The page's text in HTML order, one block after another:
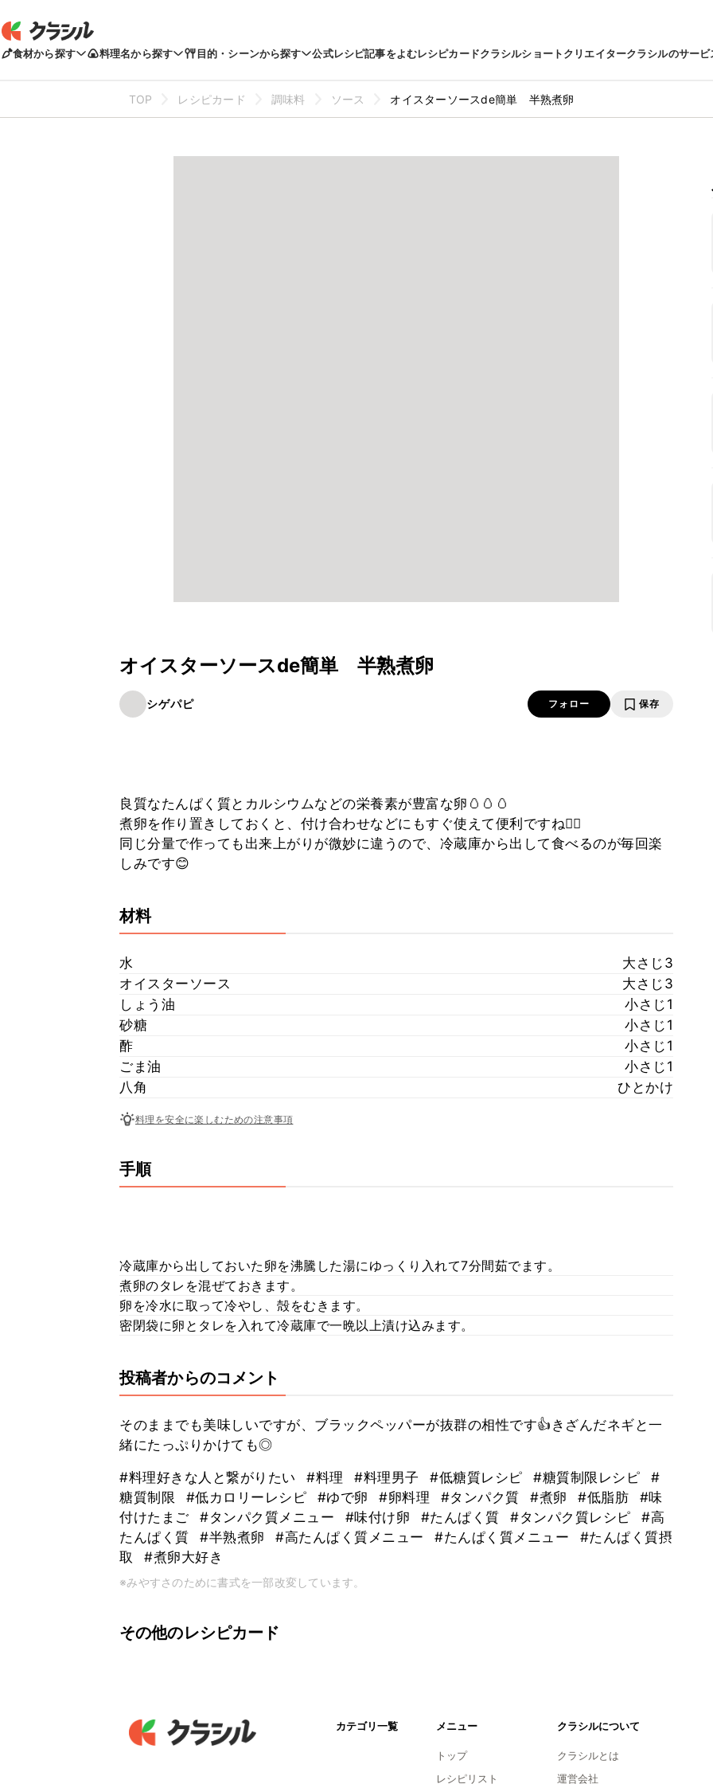
食材から探す 料理名から探す 目的・シーンから探す 公式レシピ記事をよむレシピカードクラシルショートクリエイタークラシルのサービ
TOP レシピカード 調味料 ソース オイスターソースde簡単 半熟煮卵
オイスターソースde簡単 半熟煮卵
シゲパピ フォロー 保存
良質なたんぱく質とカルシウムなどの栄養素が豊富な卵🥚🥚🥚
煮卵を作り置きしておくと、付け合わせなどにもすぐ使えて便利ですね🙆‍♂️
同じ分量で作っても出来上がりが微妙に違うので、冷蔵庫から出して食べるのが毎回楽
しみです😊
材料
水
大さじ3
オイスターソース
大さじ3
しょう油
小さじ1
砂糖
小さじ1
酢
小さじ1
ごま油
小さじ1
八角
ひとかけ
料理を安全に楽しむための注意事項
手順
冷蔵庫から出しておいた卵を沸騰した湯にゆっくり入れて7分間茹でます。
煮卵のタレを混ぜておきます。
卵を冷水に取って冷やし、殻をむきます。
密閉袋に卵とタレを入れて冷蔵庫で一晩以上漬け込みます。
投稿者からのコメント
そのままでも美味しいですが、ブラックペッパーが抜群の相性です👍きざんだネギと一
緒にたっぷりかけても◎
#料理好きな人と繋がりたい #料理 #料理男子 #低糖質レシピ #糖質制限レシピ
#
糖質制限
#低カロリーレシピ #ゆで卵 #卵料理 #タンパク質 #煮卵 #低脂肪
#味
付けたまご
#タンパク質メニュー #味付け卵 #たんぱく質 #タンパク質レシピ
#高
たんぱく質
#半熟煮卵 #高たんぱく質メニュー #たんぱく質メニュー
#たんぱく質摂
取
#煮卵大好き
※みやすさのために書式を一部改変しています。
その他のレシピカード
カテゴリ一覧 メニュー
トップ
レシピリスト
クラシルについて
クラシルとは
運営会社